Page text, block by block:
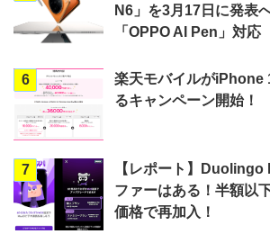
N6」を3月17日に発表
「OPPO AI Pen」対応
6
楽天モバイルがiPhone
るキャンペーン開始！
7
【レポート】Duolingo
ファーはある！半額以
価格で再加入！